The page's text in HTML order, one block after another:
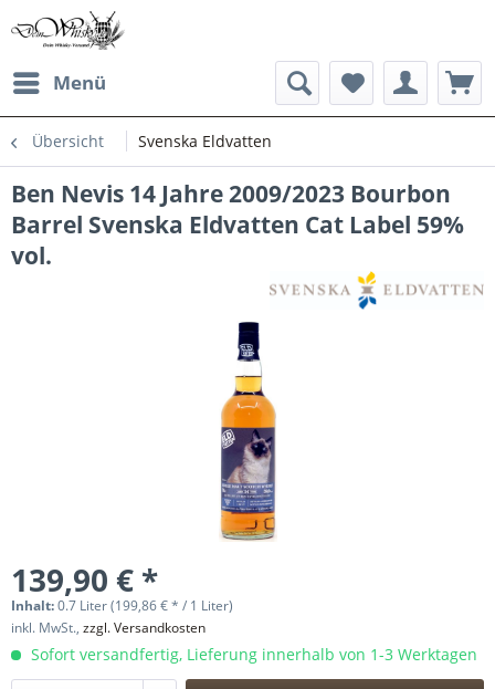
Menü
Übersicht Svenska Eldvatten
Ben Nevis 14 Jahre 2009/2023 Bourbon
Barrel Svenska Eldvatten Cat Label 59%
vol.
139,90 € *
Inhalt:0.7 Liter (199,86 € * / 1 Liter)
inkl. MwSt., zzgl. Versandkosten
Sofort versandfertig, Lieferung innerhalb von 1-3 Werktagen